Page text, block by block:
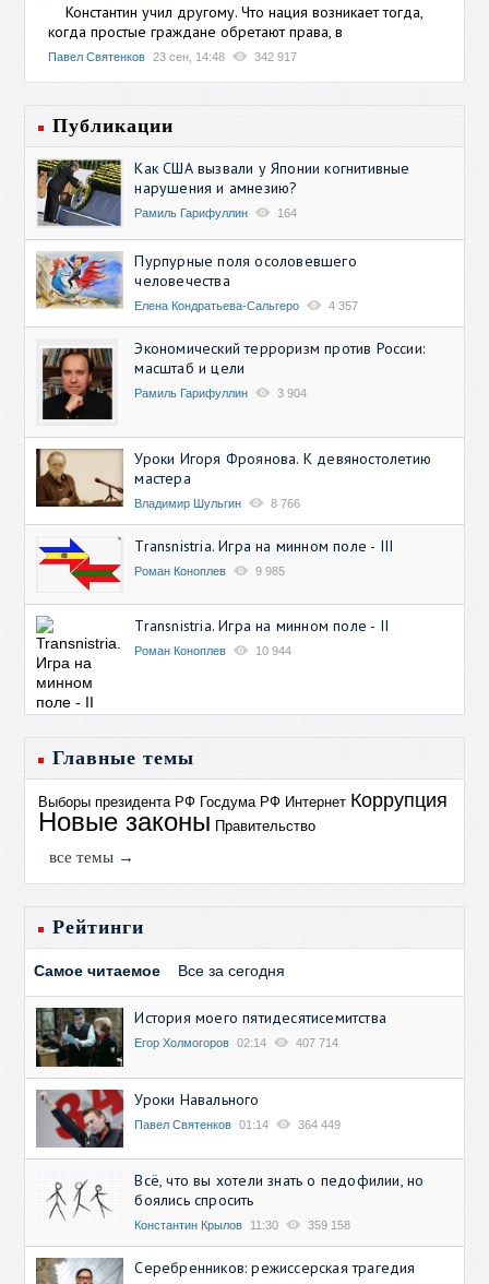
Константин учил другому. Что нация возникает тогда,
когда простые граждане обретают права, в
Павел Святенков 23 сен, 14:48 342 917
Публикации
Как США вызвали у Японии когнитивные
нарушения и амнезию?
Рамиль Гарифуллин 164
Пурпурные поля осоловевшего
человечества
Елена Кондратьева-Сальгеро 4 357
Экономический терроризм против России:
масштаб и цели
Рамиль Гарифуллин 3 904
Уроки Игоря Фроянова. К девяностолетию
мастера
Владимир Шульгин 8 766
Transnistria. Игра на минном поле - III
Роман Коноплев 9 985
Transnistria. Игра на минном поле - II
Роман Коноплев 10 944
Главные темы
Выборы президента РФ Госдума РФ Интернет Коррупция
Новые законы Правительство
все темы →
Рейтинги
Самое читаемое Все за сегодня
История моего пятидесятисемитства
Егор Холмогоров 02:14 407 714
Уроки Навального
Павел Святенков 01:14 364 449
Всё, что вы хотели знать о педофилии, но
боялись спросить
Константин Крылов 11:30 359 158
Серебренников: режиссерская трагедия